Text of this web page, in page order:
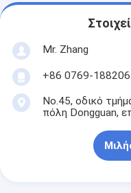
Φίλτρο τσαντών
υπερηχητική
Φίλτρο τσαντών
Mr. Zhang
+86 0769-
No.45, οδικό
πόλη Dongguan,